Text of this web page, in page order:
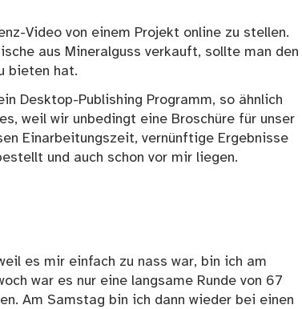
Video von einem Projekt online zu stellen.
aus Mineralguss verkauft, sollte man den
bieten hat.
Desktop-Publishing Programm, so ähnlich
weil wir unbedingt eine Broschüre für unser
Einarbeitungszeit, vernünftige Ergebnisse
und auch schon vor mir liegen.
es mir einfach zu nass war, bin ich am
war es nur eine langsame Runde von 67
Am Samstag bin ich dann wieder bei einen